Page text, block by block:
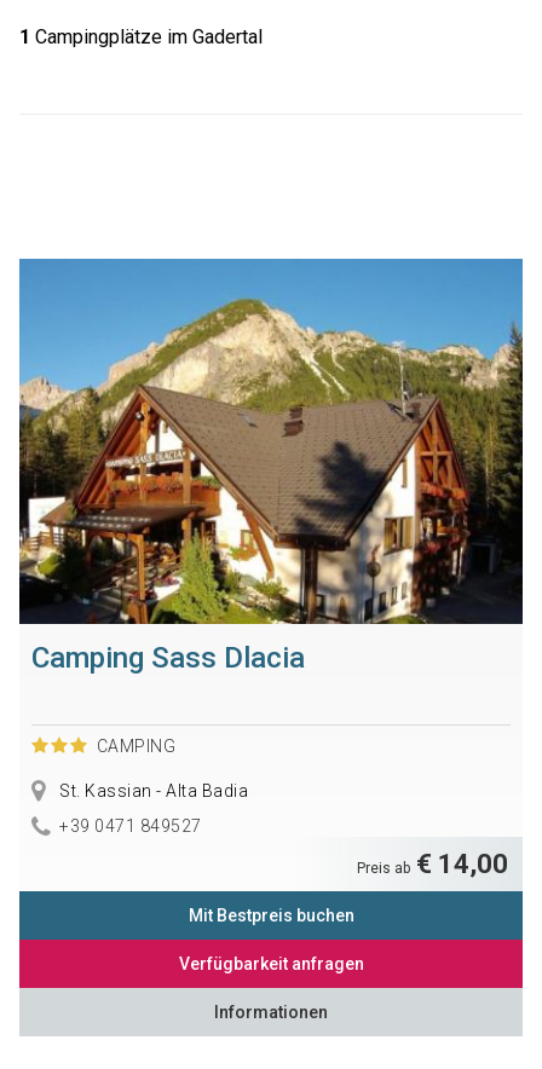
1 Campingplätze im Gadertal
Camping Sass Dlacia
CAMPING
St. Kassian - Alta Badia
+39 0471 849527
Preis ab € 14,00
Mit Bestpreis buchen
Verfügbarkeit anfragen
Informationen